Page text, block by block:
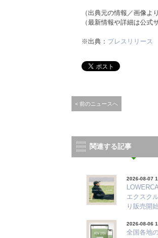
（出典元の情報／画像よ
（最新情報や詳細は公式
※出典： プレスリリース
< 前のニュースへ
関連する記事
2026-08-07
エクスク
り販売開
2026-08-06
全国各地